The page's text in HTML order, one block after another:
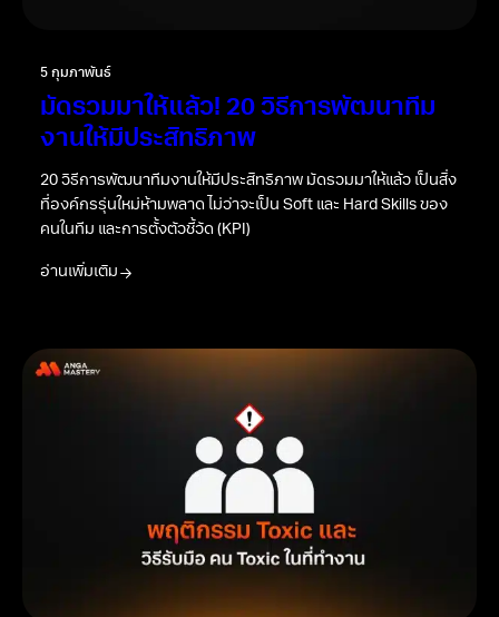
5 กุมภาพันธ์
มัดรวมมาให้แล้ว! 20 วิธีการพัฒนาทีม
งานให้มีประสิทธิภาพ
20 วิธีการพัฒนาทีมงานให้มีประสิทธิภาพ มัดรวมมาให้แล้ว เป็นสิ่ง
ที่องค์กรรุ่นใหม่ห้ามพลาด ไม่ว่าจะเป็น Soft และ Hard Skills ของ
คนในทีม และการตั้งตัวชี้วัด (KPI)
อ่านเพิ่มเติม